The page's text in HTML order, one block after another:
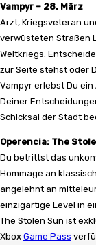
Vampyr – 28. März
Arzt, Kriegsveteran
verwüsteten Straßen
Weltkriegs.
zur Seite stehst oder
Vampyr erlebst Du
Deiner
Schicksal der Stadt
Operencia: The
Du betrittst das
Hommage an
angelehnt an
einzigartige Level in
The Stolen Sun ist
Xbox Game Pass